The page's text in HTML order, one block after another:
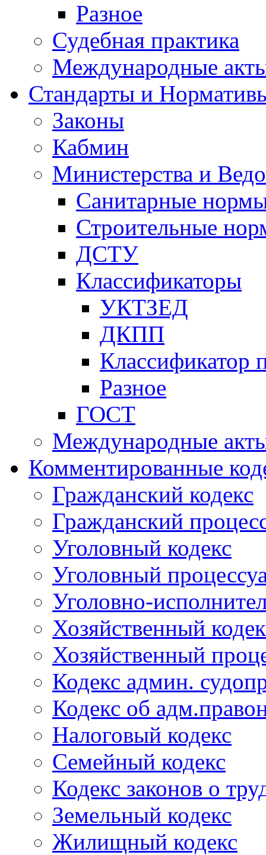
Разное
Судебная практика
Международные
Стандарты и
Законы
Кабмин
Министерства и
Санитарные
Строительные
ДСТУ
Классификаторы
УКТЗЕД
ДКПП
Классификатор
Разное
ГОСТ
Международные
Комментированные
Гражданский кодекс
Гражданский
Уголовный кодекс
Уголовный
Уголовно-
Хозяйственный
Хозяйственный
Кодекс админ.
Кодекс об
Налоговый кодекс
Семейный кодекс
Кодекс законов о
Земельный кодекс
Жилищный кодекс